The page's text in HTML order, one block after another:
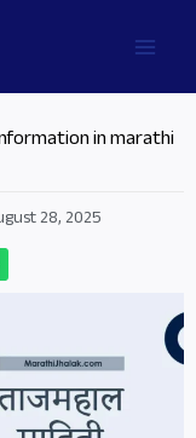
in marathi
28, 2025